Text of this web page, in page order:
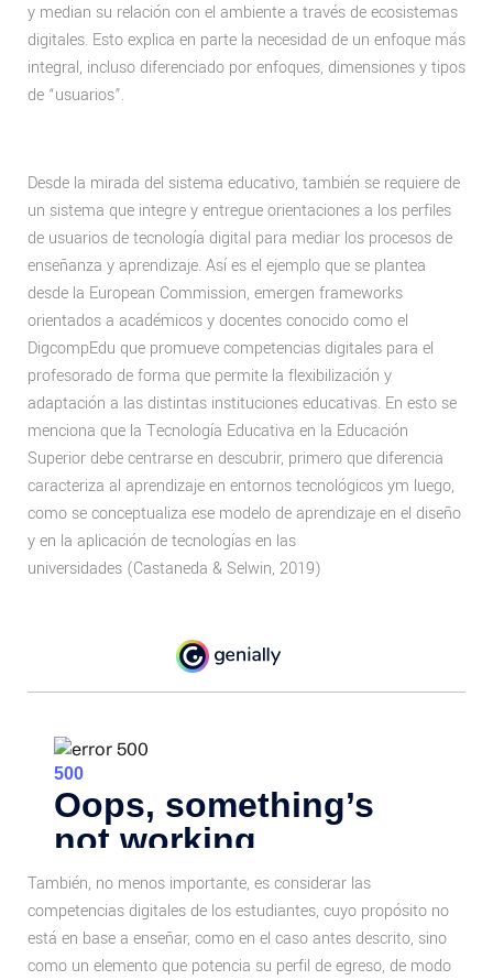
y median su relación con el ambiente a través de ecosistemas
digitales. Esto explica en parte la necesidad de un enfoque más
integral, incluso diferenciado por enfoques, dimensiones y tipos
de “usuarios”.
Desde la mirada del sistema educativo, también se requiere de
un sistema que integre y entregue orientaciones a los perfiles
de usuarios de tecnología digital para mediar los procesos de
enseñanza y aprendizaje. Así es el ejemplo que se plantea
desde la European Commission, emergen frameworks
orientados a académicos y docentes conocido como el
DigcompEdu que promueve competencias digitales para el
profesorado de forma que permite la flexibilización y
adaptación a las distintas instituciones educativas. En esto se
menciona que la Tecnología Educativa en la Educación
Superior debe centrarse en descubrir, primero que diferencia
caracteriza al aprendizaje en entornos tecnológicos ym luego,
como se conceptualiza ese modelo de aprendizaje en el diseño
y en la aplicación de tecnologías en las
universidades (Castaneda & Selwin, 2019)
También, no menos importante, es considerar las
competencias digitales de los estudiantes, cuyo propósito no
está en base a enseñar, como en el caso antes descrito, sino
como un elemento que potencia su perfil de egreso, de modo